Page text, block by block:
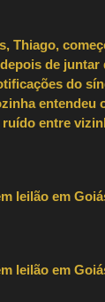
Thiago,
de
do
entendeu
entre
leilão em
leilão em